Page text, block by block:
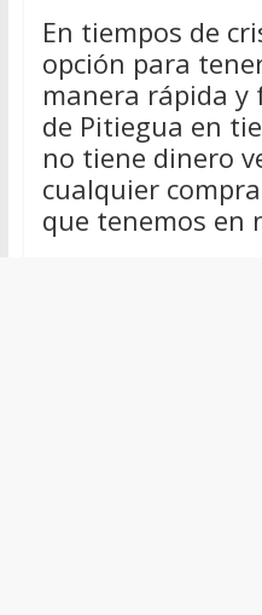
En tiempos de
opción para
manera rápida y
de Pitiegua en
no tiene dinero
cualquier
que tenemos en